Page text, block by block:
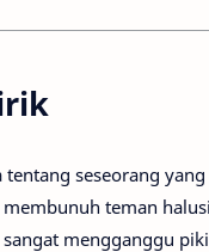
tentang seseorang
teman
mengganggu